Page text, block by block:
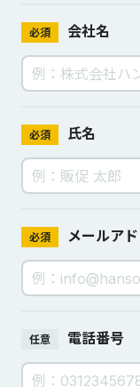
必須 会社名
必須 氏名
必須 メールア
任意 電話番号